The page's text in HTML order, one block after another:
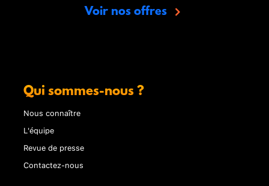
Voir nos offres
Qui sommes-nous ?
Nous connaître
L'équipe
Revue de presse
Contactez-nous